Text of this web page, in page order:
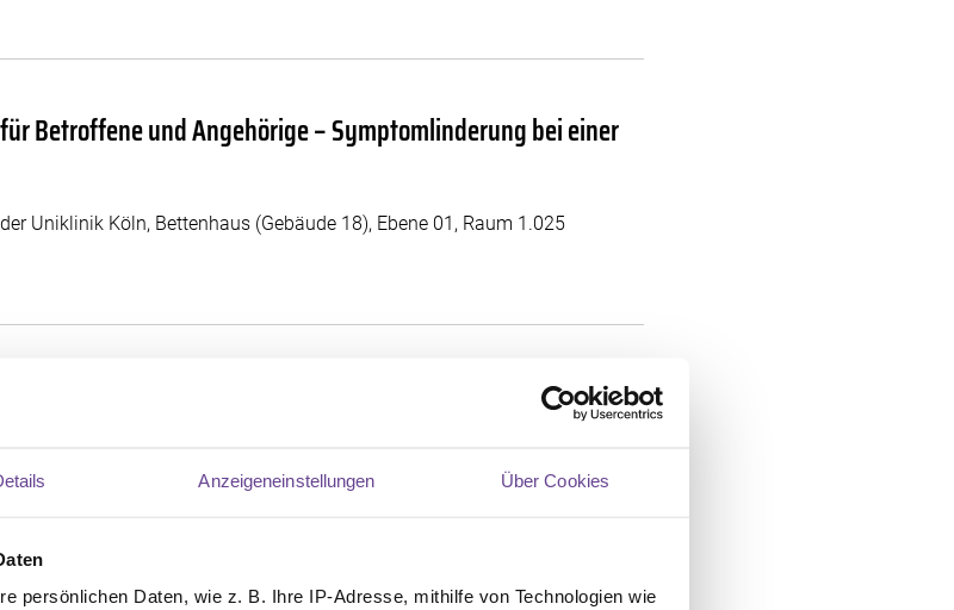
Anzeigeneinstellungen Über Cookies
persönlichen Daten, wie z. B. Ihre IP-Adresse, mithilfe von Technologien wie
Betroffene und Angehörige – Symptomlinderung bei einer
Uniklinik Köln, Bettenhaus (Gebäude 18), Ebene 01, Raum 1.025